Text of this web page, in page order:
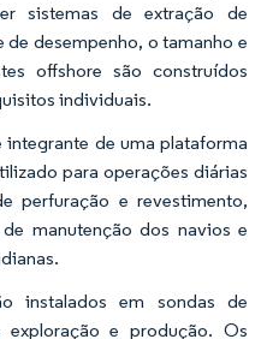
sistemas de extração de
desempenho, o tamanho e
offshore são construídos
individuais.
de uma plataforma
para operações diárias
perfuração e revestimento,
manutenção dos navios e
instalados em sondas de
exploração e produção. Os